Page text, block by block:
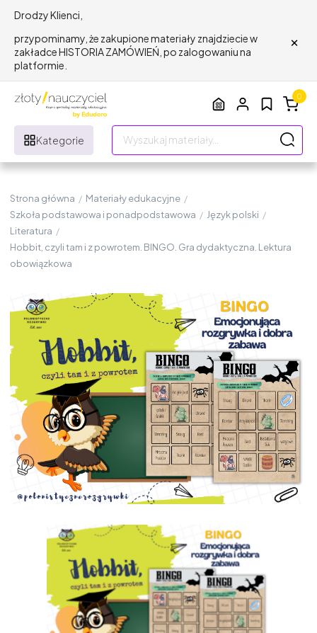
Drodzy Klienci,
przypominamy, że zakupione materiały znajdziecie w
zakładce HISTORIA ZAMÓWIEŃ, po zalogowaniu na
platformie.
×
Kategorie
0
Strona główna / Materiały edukacyjne /
Szkoła podstawowa i ponadpodstawowa / Język polski /
Literatura /
Hobbit, czyli tam i z powrotem. BINGO. Gra dydaktyczna. Lektura
obowiązkowa